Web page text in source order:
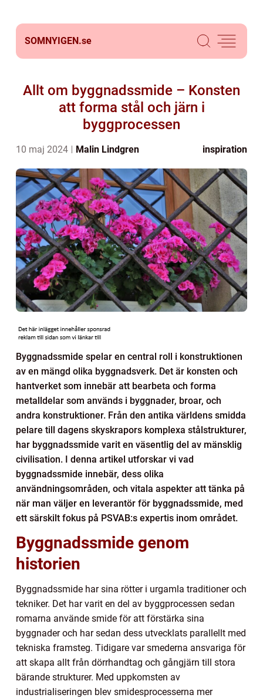
SOMNYIGEN.se
Allt om byggnadssmide – Konsten
att forma stål och järn i
byggprocessen
10 maj 2024 Malin Lindgren inspiration
Byggnadssmide spelar en central roll i konstruktionen
av en mängd olika byggnadsverk. Det är konsten och
hantverket som innebär att bearbeta och forma
metalldelar som används i byggnader, broar, och
andra konstruktioner. Från den antika världens smidda
pelare till dagens skyskrapors komplexa stålstrukturer,
har byggnadssmide varit en väsentlig del av mänsklig
civilisation. I denna artikel utforskar vi vad
byggnadssmide innebär, dess olika
användningsområden, och vitala aspekter att tänka på
när man väljer en leverantör för byggnadssmide, med
ett särskilt fokus på PSVAB:s expertis inom området.
Byggnadssmide genom
historien
Byggnadssmide har sina rötter i urgamla traditioner och
tekniker. Det har varit en del av byggprocessen sedan
romarna använde smide för att förstärka sina
byggnader och har sedan dess utvecklats parallellt med
tekniska framsteg. Tidigare var smederna ansvariga för
att skapa allt från dörrhandtag och gångjärn till stora
bärande strukturer. Med uppkomsten av
industrialiseringen blev smidesprocesserna mer